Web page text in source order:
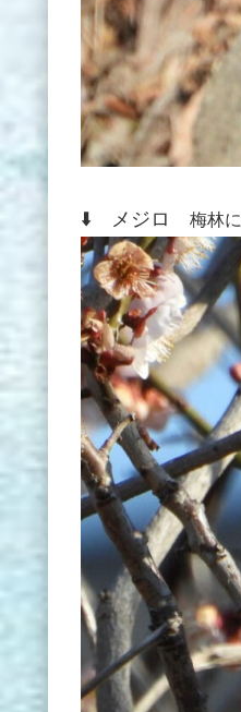
⬇️ メジロ 梅林